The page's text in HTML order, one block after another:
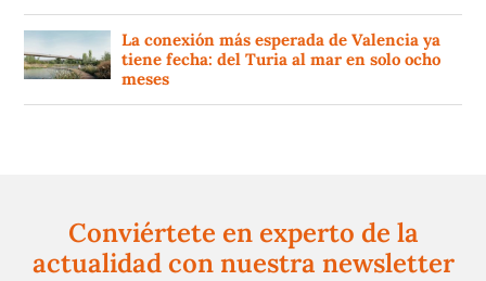
La conexión más esperada de Valencia ya
tiene fecha: del Turia al mar en solo ocho
meses
Conviértete en experto de la
actualidad con nuestra newsletter